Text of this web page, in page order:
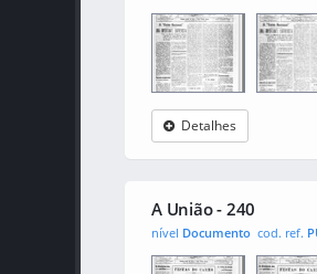
A União 0001
Detalhes
A União - 240
nível Documento cod. ref.